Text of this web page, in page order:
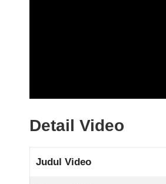
Detail Video
Judul Video